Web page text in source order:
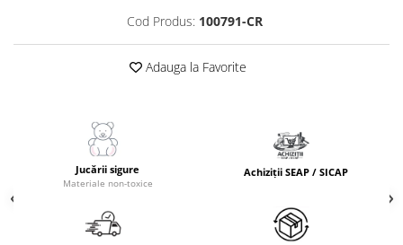
Cod Produs: 100791-CR
Adauga la Favorite
Jucării sigure
Materiale non-toxice
Achiziții SEAP / SICAP